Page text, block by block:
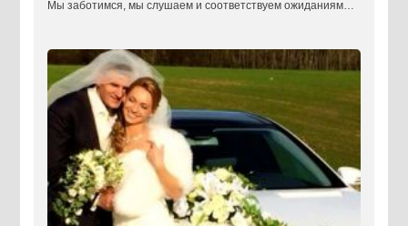
​Мы заботимся, мы слушаем и соответствуем ожиданиям…